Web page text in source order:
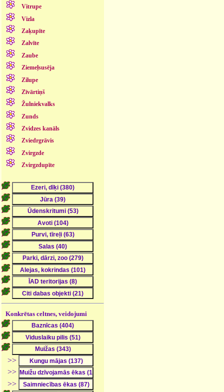
Vitrupe
Vizla
Zaķupīte
Zalvīte
Zaube
Ziemeļsusēja
Zilupe
Zīvārtiņš
Žulniekvalks
Zunds
Zvidzes kanāls
Zviedrgrāvis
Zvirgzde
Zvirgzdupīte
Konkrētas celtnes, veidojumi
>>
>>
>>